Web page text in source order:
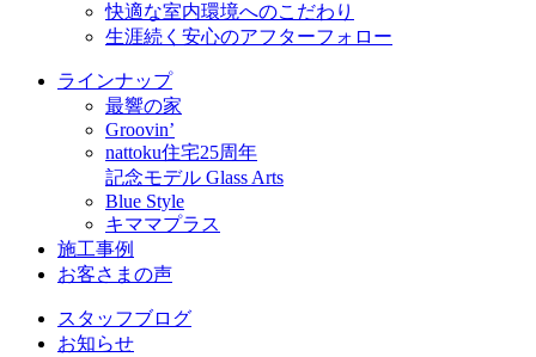
快適な室内環境へのこだわり
生涯続く安心のアフターフォロー
ラインナップ
最響の家
Groovin’
nattoku住宅25周年
記念モデル Glass Arts
Blue Style
キママプラス
施工事例
お客さまの声
スタッフブログ
お知らせ